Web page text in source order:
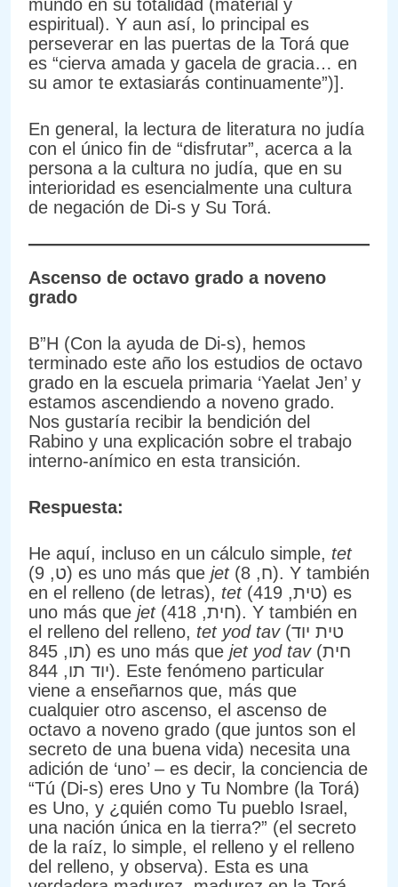
mundo en su totalidad (material y
espiritual). Y aun así, lo principal es
perseverar en las puertas de la Torá que
es “cierva amada y gacela de gracia… en
su amor te extasiarás continuamente”)].
En general, la lectura de literatura no judía
con el único fin de “disfrutar”, acerca a la
persona a la cultura no judía, que en su
interioridad es esencialmente una cultura
de negación de Di-s y Su Torá.
Ascenso de octavo grado a noveno
grado
B”H (Con la ayuda de Di-s), hemos
terminado este año los estudios de octavo
grado en la escuela primaria ‘Yaelat Jen’ y
estamos ascendiendo a noveno grado.
Nos gustaría recibir la bendición del
Rabino y una explicación sobre el trabajo
interno-anímico en esta transición.
Respuesta:
He aquí, incluso en un cálculo simple, tet
(ט, 9) es uno más que jet(ח, 8). Y también
en el relleno (de letras), tet(טית, 419) es
uno más que jet(חית, 418). Y también en
el relleno del relleno, tet yod tav(טית יוד
תו, 845) es uno más que jet yod tav(חית
יוד תו, 844). Este fenómeno particular
viene a enseñarnos que, más que
cualquier otro ascenso, el ascenso de
octavo a noveno grado (que juntos son el
secreto de una buena vida) necesita una
adición de ‘uno’ – es decir, la conciencia de
“Tú (Di-s) eres Uno y Tu Nombre (la Torá)
es Uno, y ¿quién como Tu pueblo Israel,
una nación única en la tierra?” (el secreto
de la raíz, lo simple, el relleno y el relleno
del relleno, y observa). Esta es una